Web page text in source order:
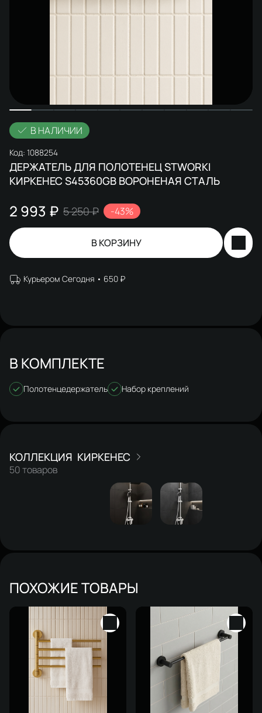
В НАЛИЧИИ
Код: 1088254
ДЕРЖАТЕЛЬ ДЛЯ ПОЛОТЕНЕЦ STWORKI
КИРКЕНЕС S45360GB ВОРОНЕНАЯ СТАЛЬ
2 993 ₽ 5 250 ₽ -43%
В КОРЗИНУ
Курьером Сегодня 650 ₽
В КОМПЛЕКТЕ
Полотенцедержатель Набор креплений
КИРКЕНЕС
50 товаров
ПОХОЖИЕ ТОВАРЫ